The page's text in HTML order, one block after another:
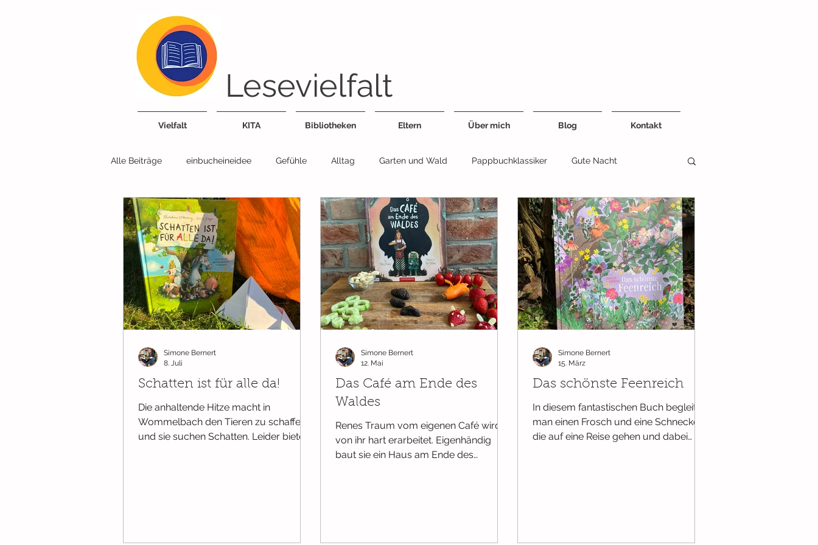
Lesevielfalt
Vielfalt KITA Bibliotheken Eltern Über mich Blog Kontakt
Alle Beiträge einbucheineidee Gefühle Alltag Garten und Wald Pappbuchklassiker Gute Nacht
Bücherei/Bibliothek Tiere Feste Geschwister Essen Fahrzeuge Jahreszeiten Kreativ und Farben
Lieder, Reime, Fingerspiele Gegensätze Sachbuch Wimmelbuch Bildwörterbuch Fühlbuch
Wissenswertes Bücher ab Geburt Ab 6 Monaten Ab 9 Monaten Ab 12 Monaten Ab 18 Monaten
Ab 2 Jahren Pappbilderbücher Selbstbewusstsein Ab 3 Jahren
Schatten ist für alle da!
Die anhaltende Hitze macht in
Wommelbach den Tieren zu schaffen
und sie suchen Schatten. Leider bietet
Simone Bernert
8. Juli
Das Café am Ende des
Waldes
Renes Traum vom eigenen Café wird
von ihr hart erarbeitet. Eigenhändig
baut sie ein Haus am Ende des
einem Oger. Doch der hat ganz andere
Simone Bernert
12. Mai
Das schönste Feenreich
In diesem fantastischen Buch begleitet
man einen Frosch und eine Schnecke,
die auf eine Reise gehen und dabei
Simone Bernert
15. März